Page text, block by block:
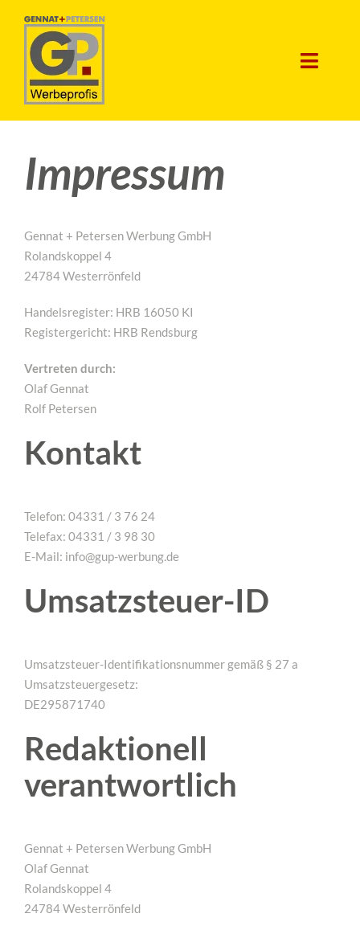
Inhalt
springen
START
Impressum
Gennat + Petersen Werbung GmbH
Rolandskoppel 4
24784 Westerrönfeld
Handelsregister: HRB 16050 KI
Registergericht: HRB Rendsburg
Vertreten durch:
Olaf Gennat
Rolf Petersen
Kontakt
Telefon: 04331 / 3 76 24
Telefax: 04331 / 3 98 30
E-Mail: info@gup-werbung.de
Umsatzsteuer-ID
Umsatzsteuer-Identifikationsnummer gemäß § 27 a
Umsatzsteuergesetz:
DE295871740
Redaktionell
verantwortlich
Gennat + Petersen Werbung GmbH
Olaf Gennat
Rolandskoppel 4
24784 Westerrönfeld